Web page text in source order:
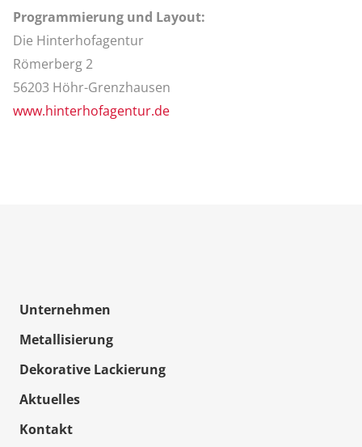
Programmierung und Layout:
Die Hinterhofagentur
Römerberg 2
56203 Höhr-Grenzhausen
www.hinterhofagentur.de
Unternehmen
Metallisierung
Dekorative Lackierung
Aktuelles
Kontakt